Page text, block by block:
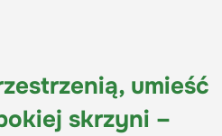
umieść
skrzyni –